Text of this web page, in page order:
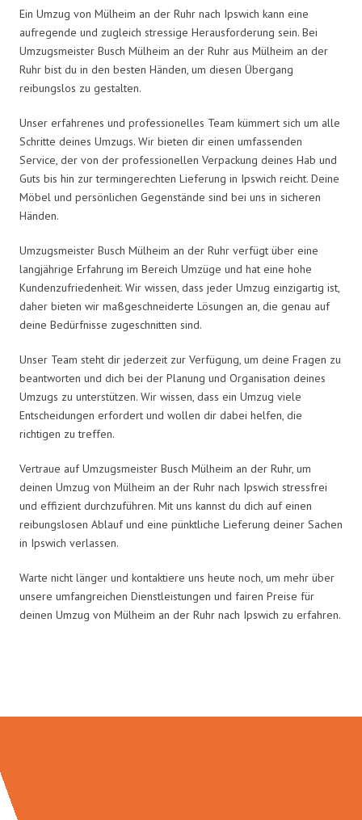
Ein Umzug von Mülheim an der Ruhr nach Ipswich kann eine
aufregende und zugleich stressige Herausforderung sein. Bei
Umzugsmeister Busch Mülheim an der Ruhr aus Mülheim an der
Ruhr bist du in den besten Händen, um diesen Übergang
reibungslos zu gestalten.
Unser erfahrenes und professionelles Team kümmert sich um alle
Schritte deines Umzugs. Wir bieten dir einen umfassenden
Service, der von der professionellen Verpackung deines Hab und
Guts bis hin zur termingerechten Lieferung in Ipswich reicht. Deine
Möbel und persönlichen Gegenstände sind bei uns in sicheren
Händen.
Umzugsmeister Busch Mülheim an der Ruhr verfügt über eine
langjährige Erfahrung im Bereich Umzüge und hat eine hohe
Kundenzufriedenheit. Wir wissen, dass jeder Umzug einzigartig ist,
daher bieten wir maßgeschneiderte Lösungen an, die genau auf
deine Bedürfnisse zugeschnitten sind.
Unser Team steht dir jederzeit zur Verfügung, um deine Fragen zu
beantworten und dich bei der Planung und Organisation deines
Umzugs zu unterstützen. Wir wissen, dass ein Umzug viele
Entscheidungen erfordert und wollen dir dabei helfen, die
richtigen zu treffen.
Vertraue auf Umzugsmeister Busch Mülheim an der Ruhr, um
deinen Umzug von Mülheim an der Ruhr nach Ipswich stressfrei
und effizient durchzuführen. Mit uns kannst du dich auf einen
reibungslosen Ablauf und eine pünktliche Lieferung deiner Sachen
in Ipswich verlassen.
Warte nicht länger und kontaktiere uns heute noch, um mehr über
unsere umfangreichen Dienstleistungen und fairen Preise für
deinen Umzug von Mülheim an der Ruhr nach Ipswich zu erfahren.